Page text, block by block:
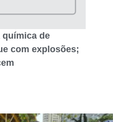
química de
com explosões;